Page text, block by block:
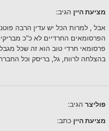
מציעת היין הגיב:
אבל , למרות הכל יש עדין הרבה
הפרסומאים החרדיים לא כ”כ
פרסומאי חרדי טוב הוא זה שכל
בהצלחה לרווח, גל, בריסק וכל
פוליצר הגיב:
מציעת היין כתב: